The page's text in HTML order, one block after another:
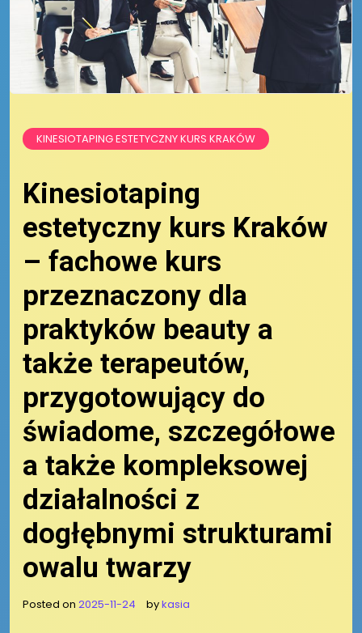
KINESIOTAPING ESTETYCZNY KURS KRAKÓW
Kinesiotaping
estetyczny kurs Kraków
– fachowe kurs
przeznaczony dla
praktyków beauty a
także terapeutów,
przygotowujący do
świadome, szczegółowe
a także kompleksowej
działalności z
dogłębnymi strukturami
owalu twarzy
Posted on 2025-11-24 bykasia